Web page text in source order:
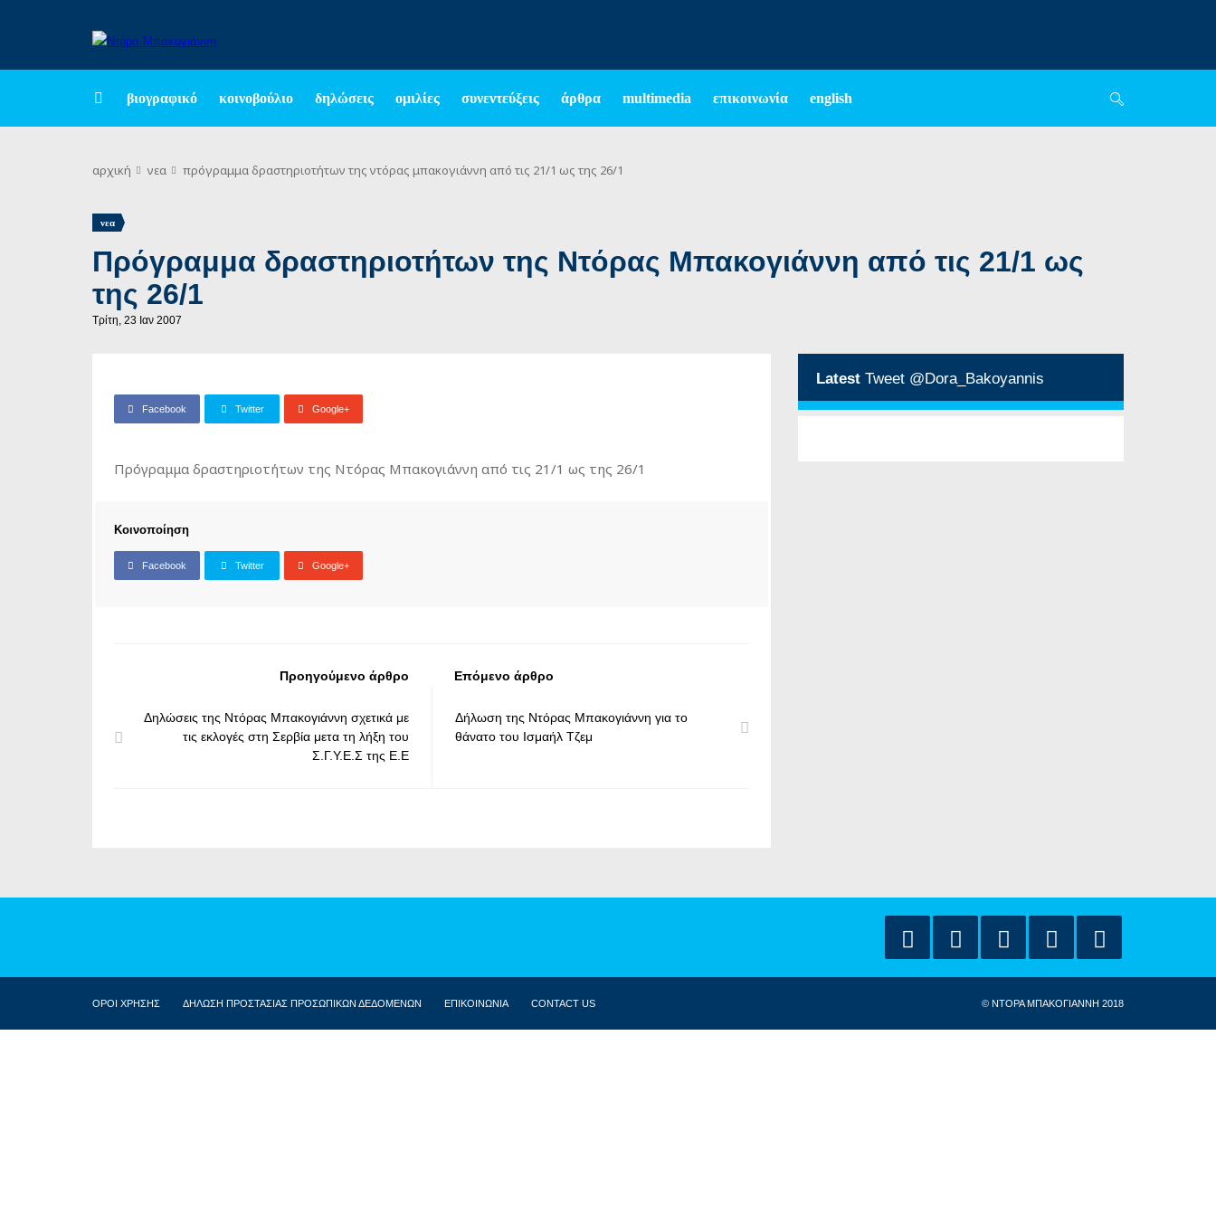
βιογραφικό κοινοβούλιο δηλώσεις ομιλίες συνεντεύξεις άρθρα multimedia επικοινωνία english
αρχική νεα πρόγραμμα δραστηριοτήτων της ντόρας μπακογιάννη από τις 21/1 ως της 26/1
νεα
Πρόγραμμα δραστηριοτήτων της Ντόρας Μπακογιάννη από τις 21/1 ως
της 26/1
Τρίτη, 23 Ιαν 2007
Facebook Twitter Google+
Πρόγραμμα δραστηριοτήτων της Ντόρας Μπακογιάννη από τις 21/1 ως της 26/1
Κοινοποίηση
Facebook Twitter Google+
Προηγούμενο άρθρο
Δηλώσεις της Ντόρας Μπακογιάννη σχετικά με
τις εκλογές στη Σερβία μετα τη λήξη του
Σ.Γ.Υ.Ε.Σ της Ε.Ε
Επόμενο άρθρο
Δήλωση της Ντόρας Μπακογιάννη για το
θάνατο του Ισμαήλ Τζεμ
Latest Tweet @Dora_Bakoyannis
ΟΡΟΙ ΧΡΗΣΗΣ ΔΗΛΩΣΗ ΠΡΟΣΤΑΣΙΑΣ ΠΡΟΣΩΠΙΚΩΝ ΔΕΔΟΜΕΝΩΝ ΕΠΙΚΟΙΝΩΝΙΑ CONTACT US © ΝΤΟΡΑ ΜΠΑΚΟΓΙΑΝΝΗ 2018